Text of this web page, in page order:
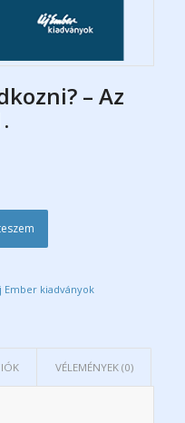
– Az
Ember kiadványok
VÉLEMÉNYEK (0)